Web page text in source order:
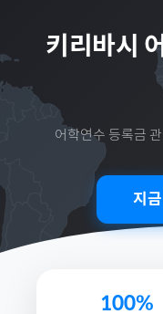
키리바시
어학연수 등록금
지
100%